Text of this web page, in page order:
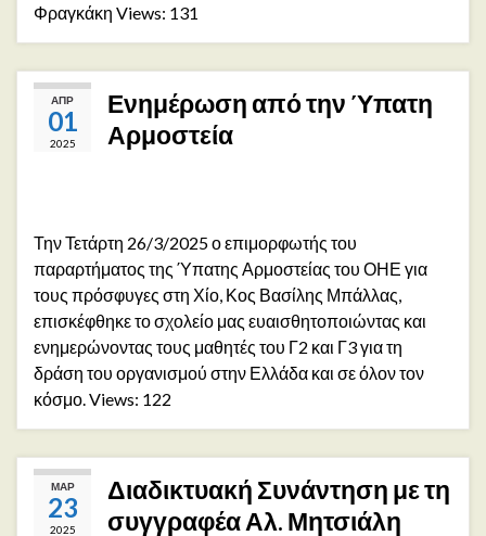
Φραγκάκη Views: 131
ΑΠΡ
01
2025
Ενημέρωση από την Ύπατη
Αρμοστεία
Την Τετάρτη 26/3/2025 ο επιμορφωτής του
παραρτήματος της Ύπατης Αρμοστείας του ΟΗΕ για
τους πρόσφυγες στη Χίο, Κος Βασίλης Μπάλλας,
επισκέφθηκε το σχολείο μας ευαισθητοποιώντας και
ενημερώνοντας τους μαθητές του Γ2 και Γ3 για τη
δράση του οργανισμού στην Ελλάδα και σε όλον τον
κόσμο. Views: 122
ΜΑΡ
23
2025
Διαδικτυακή Συνάντηση με τη
συγγραφέα Αλ. Μητσιάλη